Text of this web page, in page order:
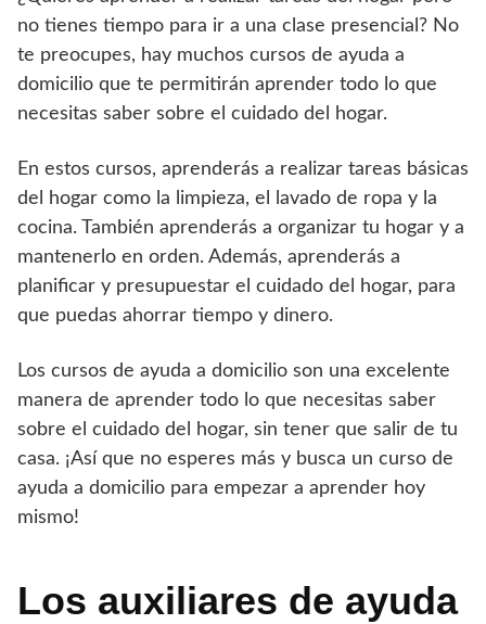
no tienes tiempo para ir a una clase presencial? No
te preocupes, hay muchos cursos de ayuda a
domicilio que te permitirán aprender todo lo que
necesitas saber sobre el cuidado del hogar.
En estos cursos, aprenderás a realizar tareas básicas
del hogar como la limpieza, el lavado de ropa y la
cocina. También aprenderás a organizar tu hogar y a
mantenerlo en orden. Además, aprenderás a
planificar y presupuestar el cuidado del hogar, para
que puedas ahorrar tiempo y dinero.
Los cursos de ayuda a domicilio son una excelente
manera de aprender todo lo que necesitas saber
sobre el cuidado del hogar, sin tener que salir de tu
casa. ¡Así que no esperes más y busca un curso de
ayuda a domicilio para empezar a aprender hoy
mismo!
Los auxiliares de ayuda